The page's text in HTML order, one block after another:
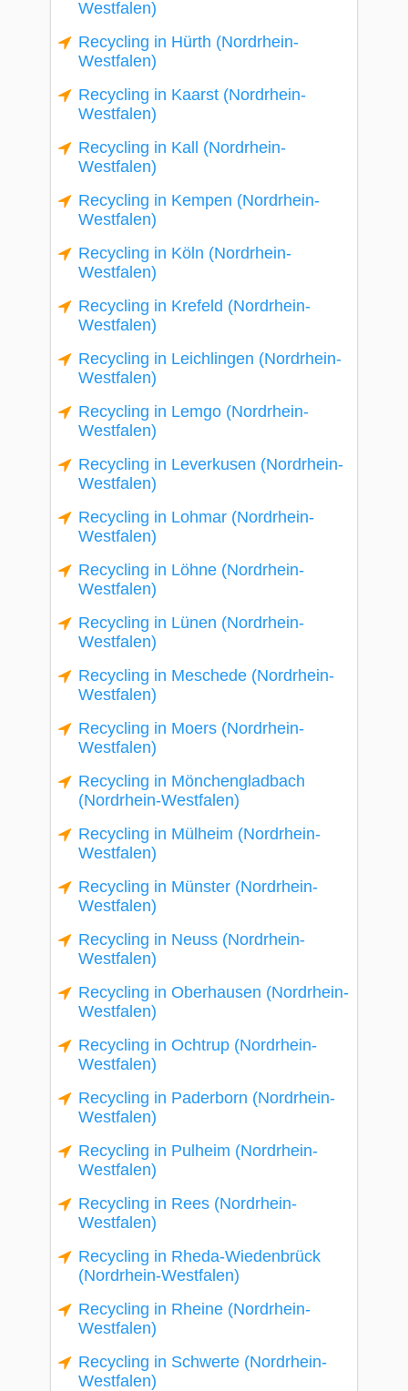
Westfalen)
Recycling in Hürth (Nordrhein-
Westfalen)
Recycling in Kaarst (Nordrhein-
Westfalen)
Recycling in Kall (Nordrhein-
Westfalen)
Recycling in Kempen (Nordrhein-
Westfalen)
Recycling in Köln (Nordrhein-
Westfalen)
Recycling in Krefeld (Nordrhein-
Westfalen)
Recycling in Leichlingen (Nordrhein-
Westfalen)
Recycling in Lemgo (Nordrhein-
Westfalen)
Recycling in Leverkusen (Nordrhein-
Westfalen)
Recycling in Lohmar (Nordrhein-
Westfalen)
Recycling in Löhne (Nordrhein-
Westfalen)
Recycling in Lünen (Nordrhein-
Westfalen)
Recycling in Meschede (Nordrhein-
Westfalen)
Recycling in Moers (Nordrhein-
Westfalen)
Recycling in Mönchengladbach
(Nordrhein-Westfalen)
Recycling in Mülheim (Nordrhein-
Westfalen)
Recycling in Münster (Nordrhein-
Westfalen)
Recycling in Neuss (Nordrhein-
Westfalen)
Recycling in Oberhausen (Nordrhein-
Westfalen)
Recycling in Ochtrup (Nordrhein-
Westfalen)
Recycling in Paderborn (Nordrhein-
Westfalen)
Recycling in Pulheim (Nordrhein-
Westfalen)
Recycling in Rees (Nordrhein-
Westfalen)
Recycling in Rheda-Wiedenbrück
(Nordrhein-Westfalen)
Recycling in Rheine (Nordrhein-
Westfalen)
Recycling in Schwerte (Nordrhein-
Westfalen)